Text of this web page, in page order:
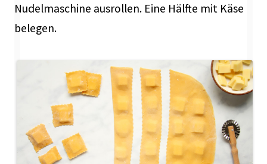
Nudelmaschine ausrollen. Eine Hälfte mit Käse
belegen.